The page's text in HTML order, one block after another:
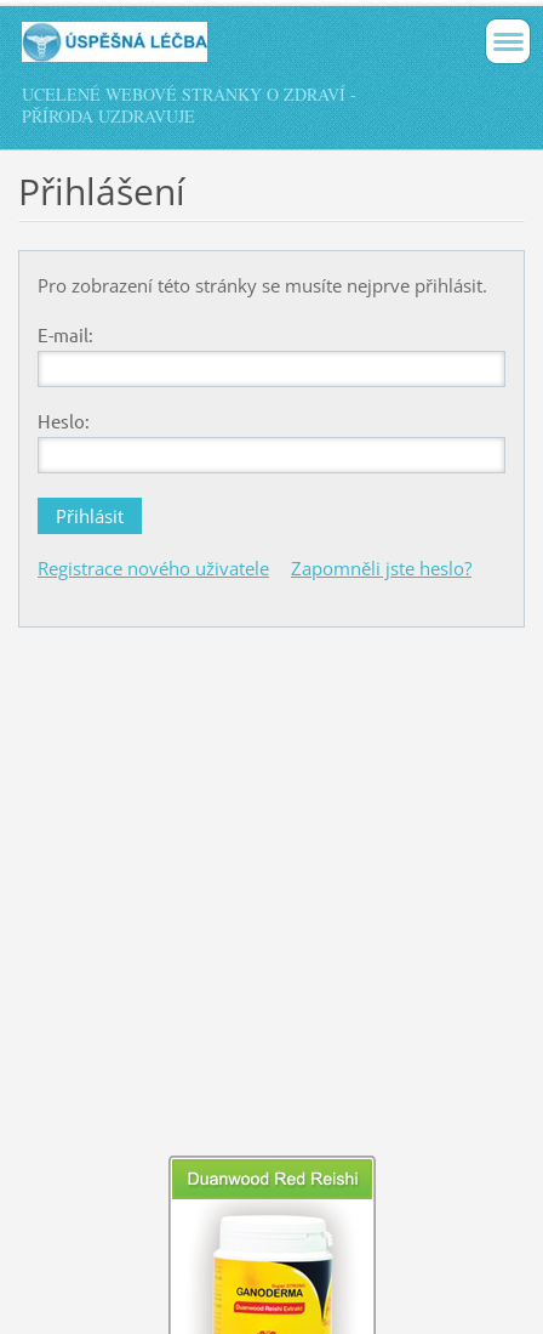
UCELENÉ WEBOVÉ STRÁNKY O ZDRAVÍ -
PŘÍRODA UZDRAVUJE
Přihlášení
Pro zobrazení této stránky se musíte nejprve přihlásit.
E-mail:
Heslo:
Registrace nového uživatele Zapomněli jste heslo?